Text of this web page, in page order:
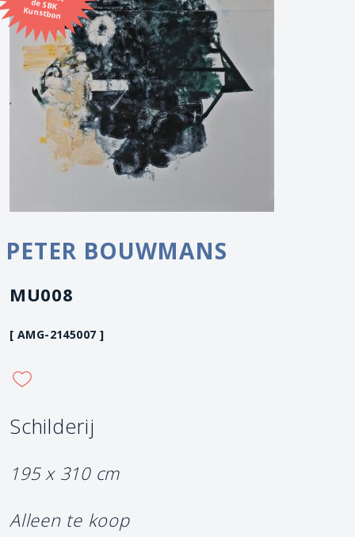
Kunstbon
PETER BOUWMANS
MU008
[ AMG-2145007 ]
Schilderij
195 x 310 cm
Alleen te koop